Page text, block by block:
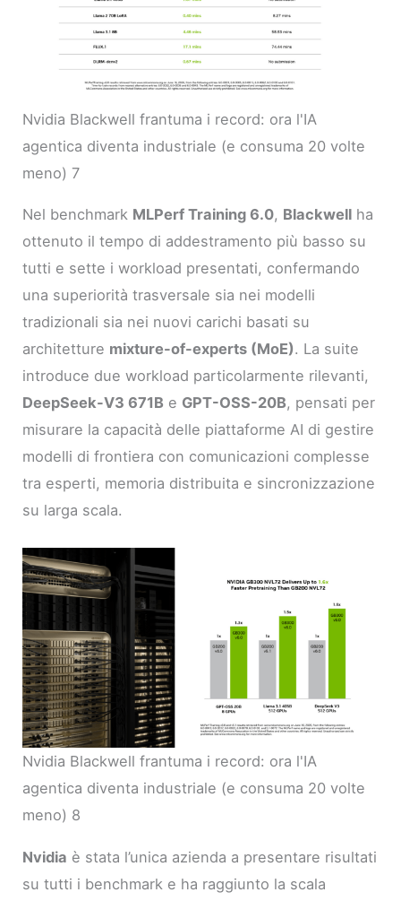
Nvidia Blackwell frantuma i record: ora l'IA
agentica diventa industriale (e consuma 20 volte
meno) 7
Nel benchmark MLPerf Training 6.0, Blackwell ha
ottenuto il tempo di addestramento più basso su
tutti e sette i workload presentati, confermando
una superiorità trasversale sia nei modelli
tradizionali sia nei nuovi carichi basati su
architetture mixture-of-experts (MoE). La suite
introduce due workload particolarmente rilevanti,
DeepSeek-V3 671B e GPT-OSS-20B, pensati per
misurare la capacità delle piattaforme AI di gestire
modelli di frontiera con comunicazioni complesse
tra esperti, memoria distribuita e sincronizzazione
su larga scala.
Nvidia Blackwell frantuma i record: ora l'IA
agentica diventa industriale (e consuma 20 volte
meno) 8
Nvidia è stata l’unica azienda a presentare risultati
su tutti i benchmark e ha raggiunto la scala